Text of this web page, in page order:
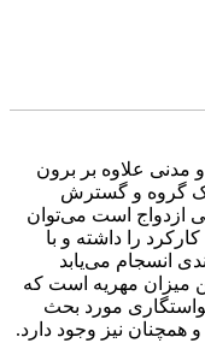
عرفی و مدنی علاوه بر برون
یک گروه و گسترش
ازدواج است می‌توان
را داشته و با
انسجام می‌یابد
تعیین میزان مهریه است که
مورد بحث
همچنان نیز وجود دارد.